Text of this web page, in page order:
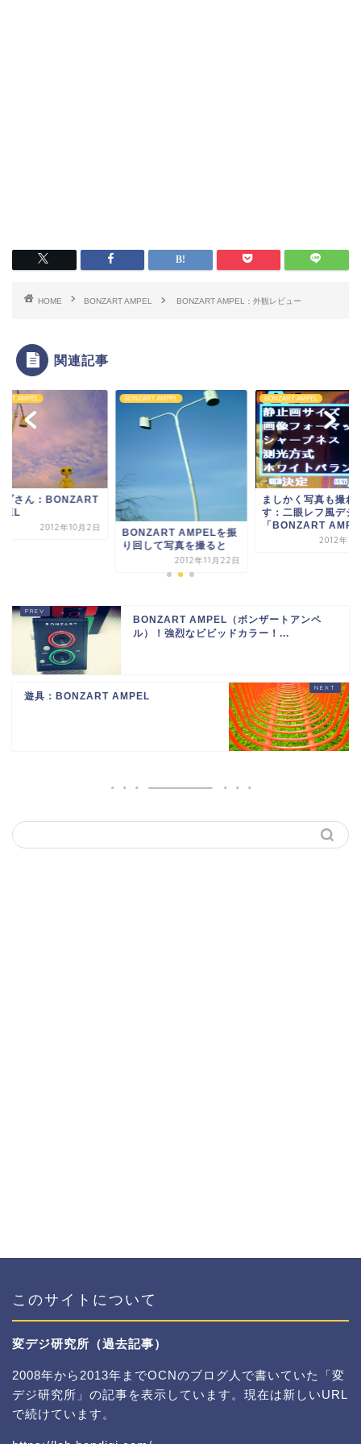
HOME BONZART AMPEL BONZART AMPEL：外観レビュー
関連記事
AMPEL
AMPELを振
BONZART AMPEL
ましかく写真も撮れま
す：二眼レフ風デジカメ
「BONZART AMP...
2012年7月12日
BONZART AMPEL
ランプさん：
AMPEL
2012年10
BONZART AMPEL（ボンザートアンペ
ル）！強烈なビビッドカラー！...
遊具：BONZART AMPEL
このサイトについて
変デジ研究所（過去記事）
2008年から2013年までOCNのブログ人で書いていた「変
デジ研究所」の記事を表示しています。現在は新しいURL
で続けています。